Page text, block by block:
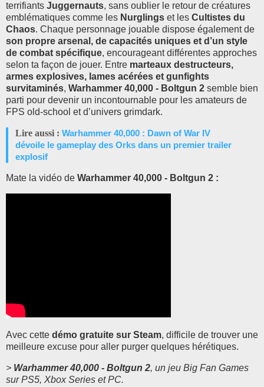
terrifiants Juggernauts, sans oublier le retour de créatures
emblématiques comme les Nurglings et les Cultistes du
Chaos. Chaque personnage jouable dispose également de
son propre arsenal, de capacités uniques et d’un style
de combat spécifique, encourageant différentes approches
selon ta façon de jouer. Entre marteaux destructeurs,
armes explosives, lames acérées et gunfights
survitaminés, Warhammer 40,000 - Boltgun 2 semble bien
parti pour devenir un incontournable pour les amateurs de
FPS old-school et d’univers grimdark.
Lire aussi : Warhammer 40,000 : Dawn of War IV
dévoile le gameplay des Orks dans un premier trailer
explosif
Mate la vidéo de Warhammer 40,000 - Boltgun 2 :
Avec cette démo gratuite sur Steam, difficile de trouver une
meilleure excuse pour aller purger quelques hérétiques.
> Warhammer 40,000 - Boltgun 2, un jeu Big Fan Games
sur PS5, Xbox Series et PC.